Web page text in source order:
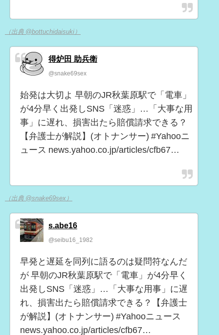
（出典 @bottuchidaisuki）
得炉田 助兵衛
@snake69sex
始発は大切よ 早朝のJR秋葉原駅で「電車」
が4分早く出発しSNS「迷惑」…「大事な用
事」に遅れ、損害出たら賠償請求できる？
【弁護士が解説】(オトナンサー) #Yahooニ
ュース news.yahoo.co.jp/articles/cfb67…
（出典 @snake69sex）
s.abe16
@seibu16_1982
早発と遅延を同列に語るのは疑問符なんだ
が 早朝のJR秋葉原駅で「電車」が4分早く
出発しSNS「迷惑」…「大事な用事」に遅
れ、損害出たら賠償請求できる？【弁護士
が解説】(オトナンサー) #Yahooニュース
news.yahoo.co.jp/articles/cfb67…